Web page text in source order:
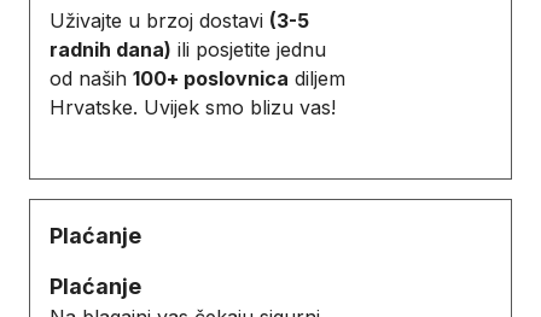
Uživajte u brzoj dostavi (3-5
radnih dana) ili posjetite jednu
od naših 100+ poslovnica diljem
Hrvatske. Uvijek smo blizu vas!
Plaćanje
Plaćanje